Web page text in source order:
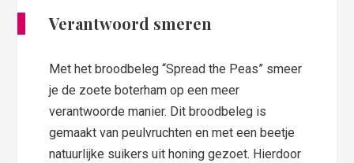
Verantwoord smeren
Met het broodbeleg “Spread the Peas” smeer
je de zoete boterham op een meer
verantwoorde manier. Dit broodbeleg is
gemaakt van peulvruchten en met een beetje
natuurlijke suikers uit honing gezoet. Hierdoor